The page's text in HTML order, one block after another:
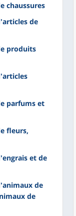
chaussures
de
produits
parfums et
fleurs,
et de
de
de